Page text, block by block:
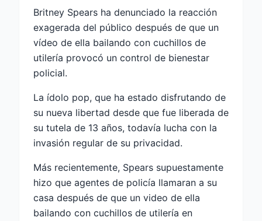
Britney Spears ha denunciado la reacción
exagerada del público después de que un
vídeo de ella bailando con cuchillos de
utilería provocó un control de bienestar
policial.
La ídolo pop, que ha estado disfrutando de
su nueva libertad desde que fue liberada de
su tutela de 13 años, todavía lucha con la
invasión regular de su privacidad.
Más recientemente, Spears supuestamente
hizo que agentes de policía llamaran a su
casa después de que un video de ella
bailando con cuchillos de utilería en